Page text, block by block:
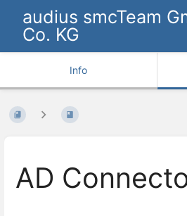
audius smcTeam
Co. KG
Info
AD